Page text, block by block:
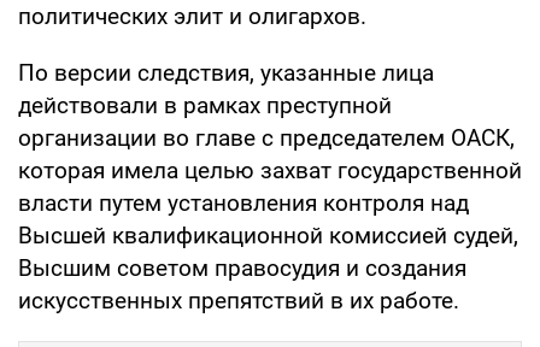
политических элит и олигархов.
По версии следствия, указанные лица
действовали в рамках преступной
организации во главе с председателем ОАСК,
которая имела целью захват государственной
власти путем установления контроля над
Высшей квалификационной комиссией судей,
Высшим советом правосудия и создания
искусственных препятствий в их работе.